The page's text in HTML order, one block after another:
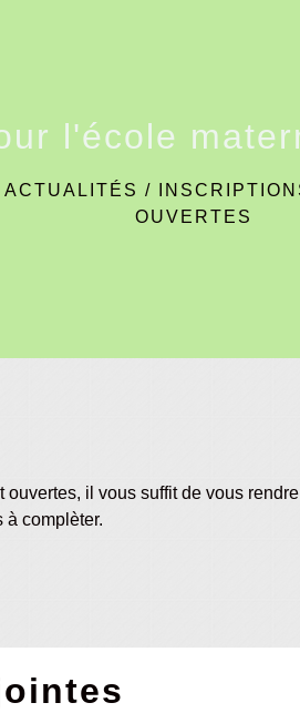
l'école
ACTUALITÉS /
OUVERTES
il vous suffit de vous
complèter.